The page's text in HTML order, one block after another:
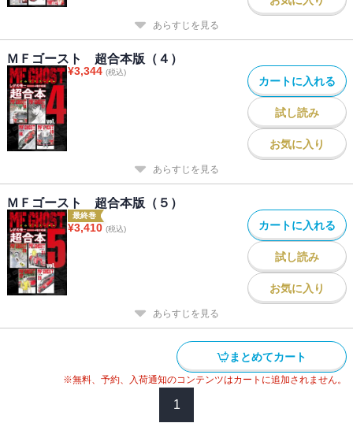
あらすじを見る
ＭＦゴースト 超合本版（４）
¥3,344 (税込)
カートに入れる
試し読み
お気に入り
あらすじを見る
ＭＦゴースト 超合本版（５）
最終巻
¥3,410 (税込) カートに入れる
試し読み
お気に入り
あらすじを見る
まとめてカート
※無料、予約、入荷通知のコンテンツはカートに追加されません。
1